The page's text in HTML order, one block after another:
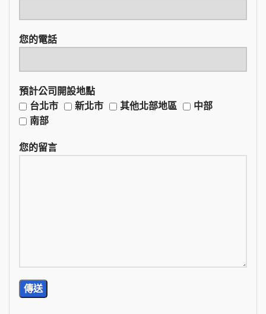
您的電話
預計公司開設地點
台北市
新北市 其他北部地區
中部
南部
您的留言